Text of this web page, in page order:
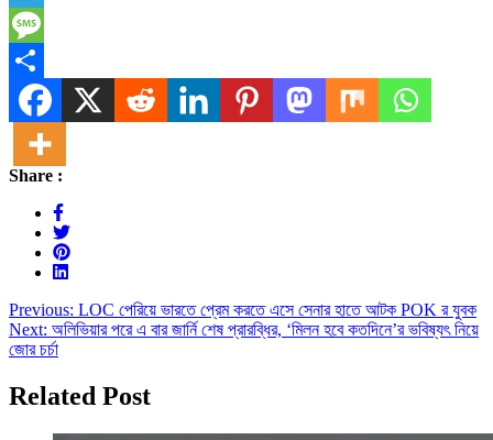
Telegram
Message
Share
Share :
Post
navigation
Previous: LOC পেরিয়ে ভারতে প্রেম করতে এসে সেনার হাতে আটক POK র যুবক
Next: অলিভিয়ার পরে এ বার জার্নি শেষ প্রারব্ধির, ‘মিলন হবে কতদিনে’র ভবিষ্যৎ নিয়ে
জোর চর্চা
Related Post